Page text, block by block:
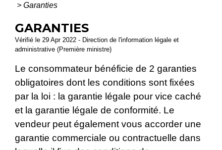
> Garanties
GARANTIES
Vérifié le 29 Apr 2022 - Direction de l'information légale et
administrative (Première ministre)
Le consommateur bénéficie de 2 garanties
obligatoires dont les conditions sont fixées
par la loi : la garantie légale pour vice caché
et la garantie légale de conformité. Le
vendeur peut également vous accorder une
garantie commerciale ou contractuelle dans